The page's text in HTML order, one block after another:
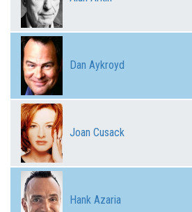
Dan Aykroyd
Joan Cusack
Hank Azaria